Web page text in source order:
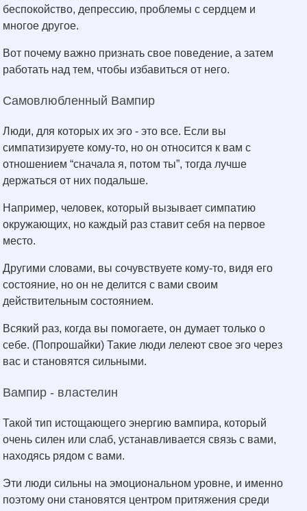
беспокойство, депрессию, проблемы с сердцем и
многое другое.
Вот почему важно признать свое поведение, а затем
работать над тем, чтобы избавиться от него.
Самовлюбленный Вампир
Люди, для которых их эго - это все. Если вы
симпатизируете кому-то, но он относится к вам с
отношением “сначала я, потом ты”, тогда лучше
держаться от них подальше.
Например, человек, который вызывает симпатию
окружающих, но каждый раз ставит себя на первое
место.
Другими словами, вы сочувствуете кому-то, видя его
состояние, но он не делится с вами своим
действительным состоянием.
Всякий раз, когда вы помогаете, он думает только о
себе. (Попрошайки) Такие люди лелеют свое эго через
вас и становятся сильными.
Вампир - властелин
Такой тип истощающего энергию вампира, который
очень силен или слаб, устанавливается связь с вами,
находясь рядом с вами.
Эти люди сильны на эмоциональном уровне, и именно
поэтому они становятся центром притяжения среди